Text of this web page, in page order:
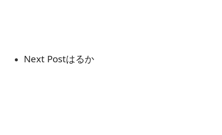
Next Postはるか